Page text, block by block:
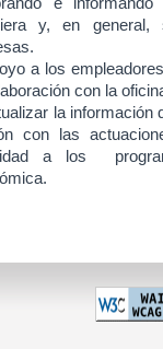
y, en
a los
con la
la información
con las
a los